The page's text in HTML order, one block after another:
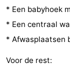
-
* Een babyhoek
* Een centraal
* Afwasplaatsen
Voor de rest: